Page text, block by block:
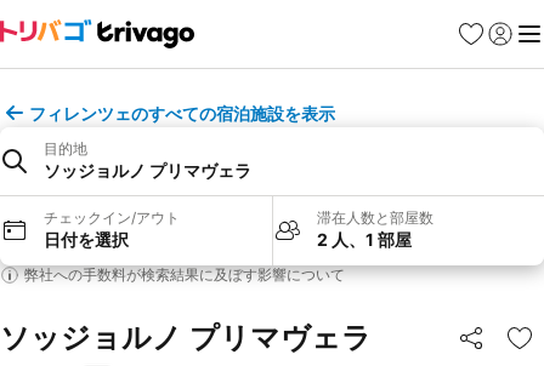
お気に入り
ログイ
メ
フィレンツェのすべての宿泊施設を表示
目的地
ソッジョルノ プリマヴェラ
チェックイン/アウト
日付を選択
滞在人数と部屋数
2 人、1 部屋
弊社への手数料が検索結果に及ぼす影響について
ソッジョルノ プリマヴェラ シェア
お